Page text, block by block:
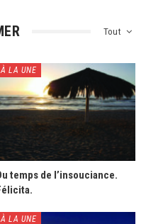
Tout
À LA UNE
temps de l’insouciance.
À LA UNE